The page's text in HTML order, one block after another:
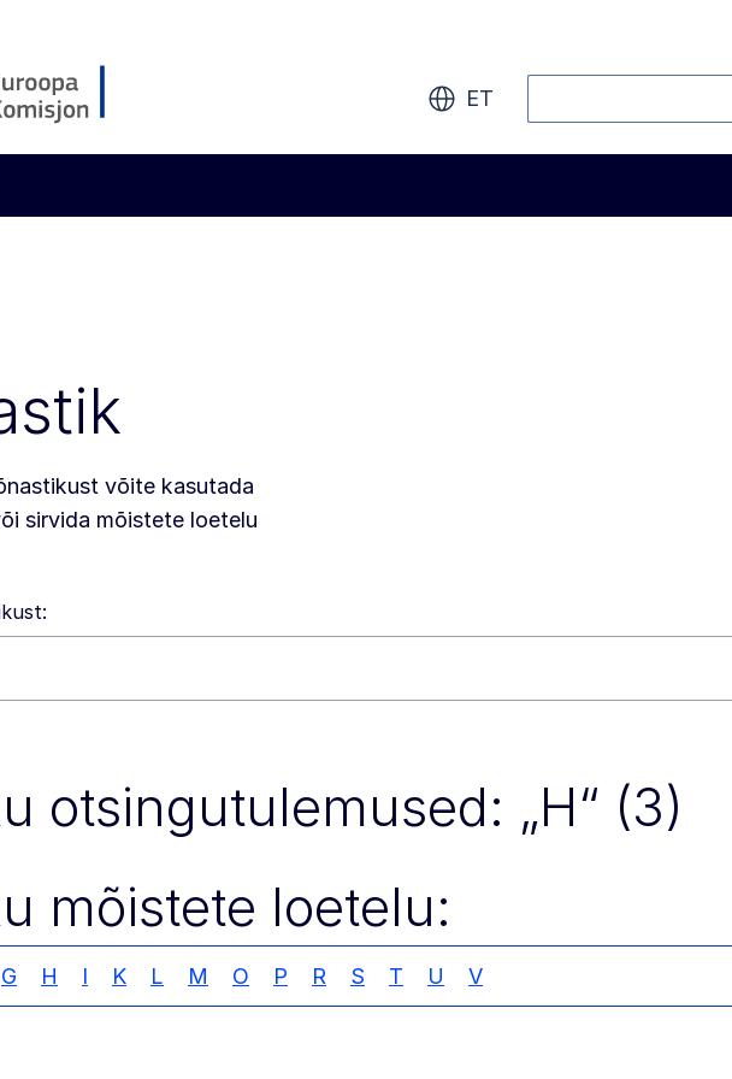
ET
võite kasutada
sirvida mõistete loetelu
otsingutulemused: „H“ (3)
mõistete loetelu:
G H I K L M O P R S T U V